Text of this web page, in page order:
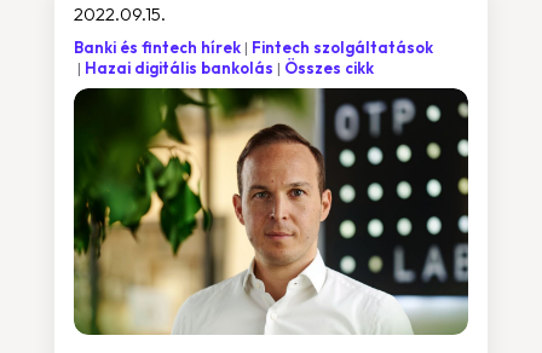
2022.09.15.
Banki és fintech hírek
Fintech szolgáltatások
Hazai digitális bankolás
Összes cikk